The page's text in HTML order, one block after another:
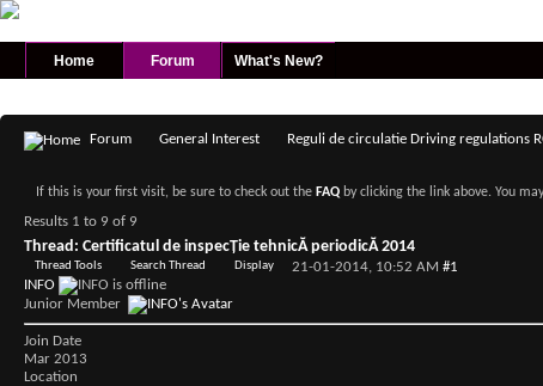
Home Forum What's New?
Forum General Interest Reguli de circulatie Driving regulations
If this is your first visit, be sure to check out the FAQ by clicking the link above. You
Results 1 to 9 of 9
Thread: Certificatul de inspecŢie tehnicĂ periodicĂ 2014
Thread Tools Search Thread Display 21-01-2014, 10:52 AM #1
INFO
Junior Member
Join Date
Mar 2013
Location